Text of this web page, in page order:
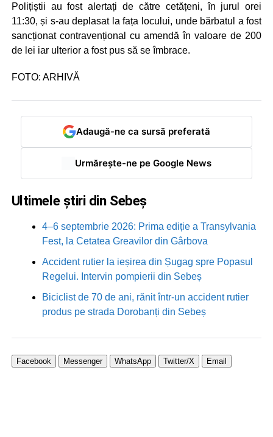
Polițiștii au fost alertați de către cetățeni, în jurul orei
11:30, și s-au deplasat la fața locului, unde bărbatul a fost
sancționat contravențional cu amendă în valoare de 200
de lei iar ulterior a fost pus să se îmbrace.
FOTO: ARHIVĂ
Adaugă-ne ca sursă preferată
Urmărește-ne pe Google News
Ultimele știri din Sebeș
4–6 septembrie 2026: Prima ediție a Transylvania
Fest, la Cetatea Greavilor din Gârbova
Accident rutier la ieșirea din Șugag spre Popasul
Regelui. Intervin pompierii din Sebeș
Biciclist de 70 de ani, rănit într-un accident rutier
produs pe strada Dorobanți din Sebeș
Facebook Messenger WhatsApp Twitter/X Email